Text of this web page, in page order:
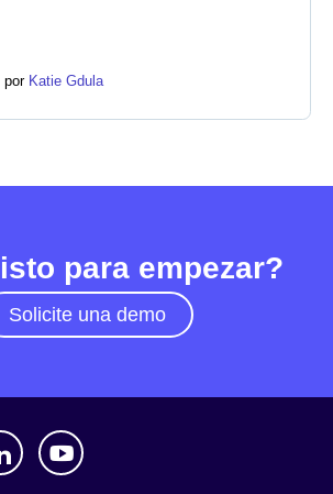
por Katie Gdula
para empezar?
Solicite una demo